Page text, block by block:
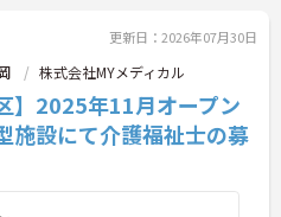
内しますのでお気更新日：2026年07月30日
株式会社MYメディカル
】2025年11月オープン
施設にて介護福祉士の募